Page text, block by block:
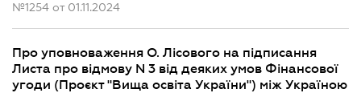
№1254 от 01.11.2024
Про уповноваження О. Лісового на підписання
Листа про відмову N 3 від деяких умов Фінансової
угоди (Проєкт "Вища освіта України") між Україною